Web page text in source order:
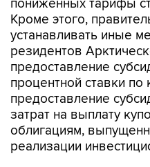
пониженных тарифы
Кроме этого,
устанавливать иные
резидентов
предоставление
процентной ставки по
предоставление
затрат на выплату
облигациям,
реализации